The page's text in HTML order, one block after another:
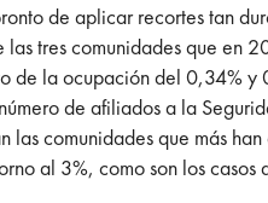
de aplicar recortes tan
tres comunidades que en
la ocupación del 0,34%
de afiliados a la
comunidades que más
al 3%, como son los